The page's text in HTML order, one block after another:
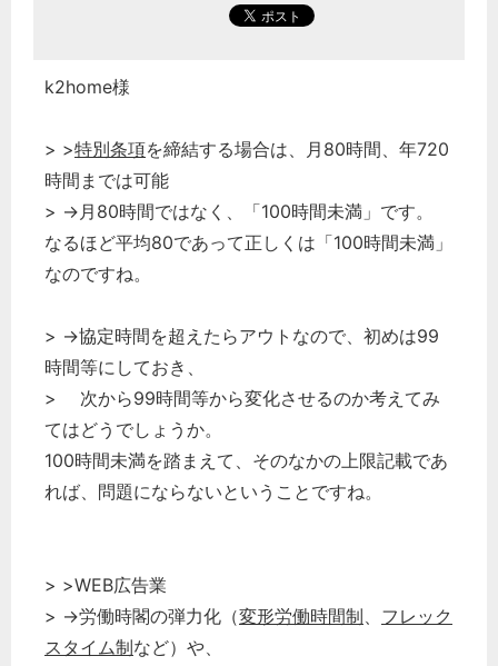
k2home様
> >特別条項を締結する場合は、月80時間、年720
時間までは可能
> →月80時間ではなく、「100時間未満」です。
なるほど平均80であって正しくは「100時間未満」
なのですね。
> →協定時間を超えたらアウトなので、初めは99
時間等にしておき、
> 次から99時間等から変化させるのか考えてみ
てはどうでしょうか。
100時間未満を踏まえて、そのなかの上限記載であ
れば、問題にならないということですね。
> >WEB広告業
> →労働時閣の弾力化（変形労働時間制、 フレック
スタイム制など）や、
どのカテゴリーに投稿しますか？
選択してください
労務管理
企業法務
経営の知恵
総務の給湯室